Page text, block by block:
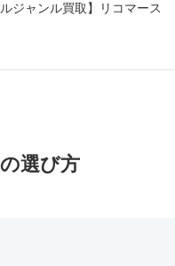
ルジャンル買取】リコマース
選び方